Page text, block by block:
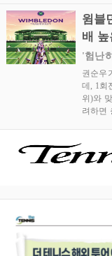
윔블
배
'험난
권순우
데, 1회
위)와
려하면